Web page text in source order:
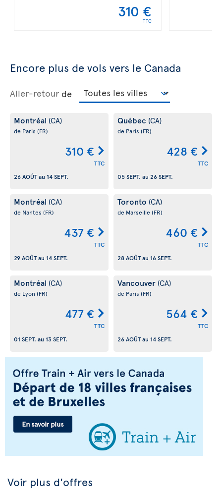
310 €
TTC
Encore plus de vols vers le Canada
Aller-retour de
Montréal (CA)
de Paris (FR)
310 €
TTC
26 AOÛTau 14 SEPT.
Québec (CA)
de Paris (FR)
428 €
TTC
05 SEPT. au 26 SEPT.
Montréal (CA)
de Nantes (FR)
437 €
TTC
29 AOÛTau 14 SEPT.
Toronto (CA)
de Marseille (FR)
460 €
TTC
28 AOÛTau 16 SEPT.
Montréal (CA)
de Lyon (FR)
477 €
TTC
01 SEPT. au 13 SEPT.
Vancouver (CA)
de Paris (FR)
564 €
TTC
26 AOÛTau 14 SEPT.
Voir plus d'offres